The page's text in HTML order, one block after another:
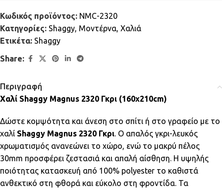
Κωδικός προϊόντος: NMC-2320
Κατηγορίες: Shaggy, Μοντέρνα, Χαλιά
Ετικέτα: Shaggy
Share:
Περιγραφή
Χαλί Shaggy Magnus 2320 Γκρι (160x210cm)
Δώστε κομψότητα και άνεση στο σπίτι ή στο γραφείο με το
χαλί Shaggy Magnus 2320 Γκρι. Ο απαλός γκρι-λευκός
χρωματισμός ανανεώνει το χώρο, ενώ το μακρύ πέλος
30mm προσφέρει ζεστασιά και απαλή αίσθηση. Η υψηλής
ποιότητας κατασκευή από 100% polyester το καθιστά
ανθεκτικό στη φθορά και εύκολο στη φροντίδα. Τα